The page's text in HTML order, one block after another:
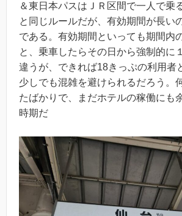
＆東日本パスはＪＲ区間で一人で乗
と同じルールだが、有効期間が長い
である。有効期間といっても期間内
と、乗車したらその日から強制的に
違うが、できれば18きっぷの利用者
少しでも混雑を避けられるだろう。
たばかりで、まだホテルの稼働にも
時期だ